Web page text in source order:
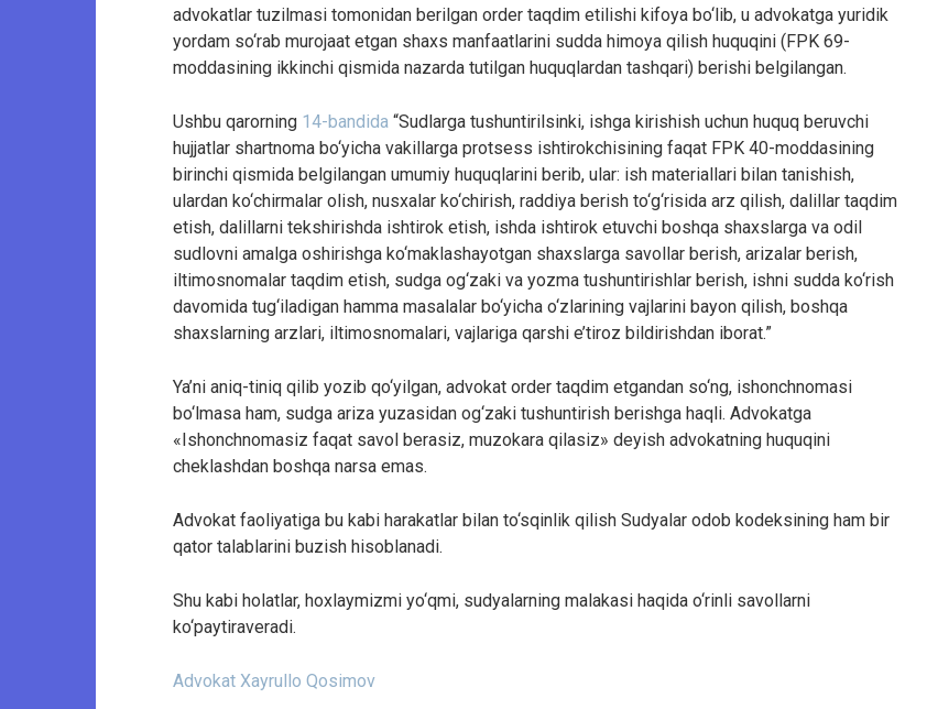
advokatlar tuzilmasi tomonidan berilgan order taqdim etilishi kifoya bo‘lib, u advokatga yuridik
yordam so‘rab murojaat etgan shaxs manfaatlarini sudda himoya qilish huquqini (FPK 69-
moddasining ikkinchi qismida nazarda tutilgan huquqlardan tashqari) berishi belgilangan.
Ushbu qarorning 14-bandida “Sudlarga tushuntirilsinki, ishga kirishish uchun huquq beruvchi
hujjatlar shartnoma bo‘yicha vakillarga protsess ishtirokchisining faqat FPK 40-moddasining
birinchi qismida belgilangan umumiy huquqlarini berib, ular: ish materiallari bilan tanishish,
ulardan ko‘chirmalar olish, nusxalar ko‘chirish, raddiya berish to‘g‘risida arz qilish, dalillar taqdim
etish, dalillarni tekshirishda ishtirok etish, ishda ishtirok etuvchi boshqa shaxslarga va odil
sudlovni amalga oshirishga ko‘maklashayotgan shaxslarga savollar berish, arizalar berish,
iltimosnomalar taqdim etish, sudga og‘zaki va yozma tushuntirishlar berish, ishni sudda ko‘rish
davomida tug‘iladigan hamma masalalar bo‘yicha o‘zlarining vajlarini bayon qilish, boshqa
shaxslarning arzlari, iltimosnomalari, vajlariga qarshi e’tiroz bildirishdan iborat.”
Ya’ni aniq-tiniq qilib yozib qo‘yilgan, advokat order taqdim etgandan so‘ng, ishonchnomasi
bo‘lmasa ham, sudga ariza yuzasidan og‘zaki tushuntirish berishga haqli. Advokatga
«Ishonchnomasiz faqat savol berasiz, muzokara qilasiz» deyish advokatning huquqini
cheklashdan boshqa narsa emas.
Advokat faoliyatiga bu kabi harakatlar bilan to‘sqinlik qilish Sudyalar odob kodeksining ham bir
qator talablarini buzish hisoblanadi.
Shu kabi holatlar, hoxlaymizmi yo‘qmi, sudyalarning malakasi haqida o‘rinli savollarni
ko‘paytiraveradi.
Advokat Xayrullo Qosimov